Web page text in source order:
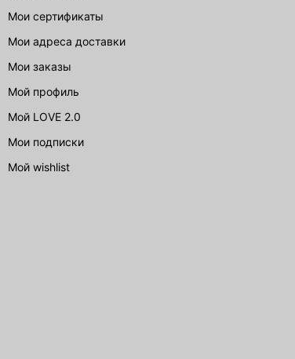
Мои сертификаты
Мои адреса доставки
Мои заказы
Мой профиль
Мой LOVE 2.0
Мои подписки
Мой wishlist